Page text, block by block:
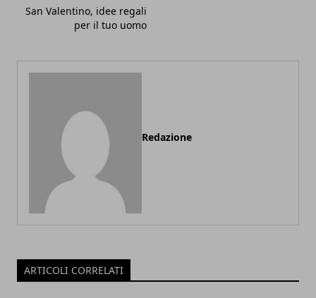
San Valentino, idee regali
per il tuo uomo
Redazione
ARTICOLI CORRELATI